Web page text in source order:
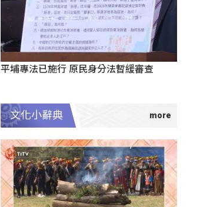
平埔專法已施行 原民身分法暫緩審查
文化小辭典